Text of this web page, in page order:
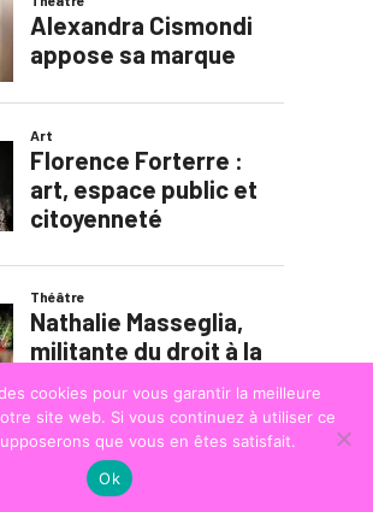
© COPYRIGHTLA STRADA
cookies pour vous garantir la meilleure
site web. Si vous continuez à utiliser ce
que vous en êtes satisfait.
Ok